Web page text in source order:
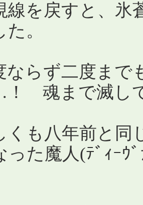
線を戻すと、氷
。
ならず二度ま
魂まで滅し
も八年前と同
った魔人(ﾃﾞｨｰｳ